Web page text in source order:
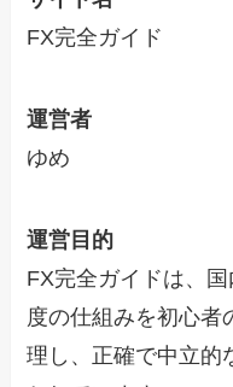
FX完全ガイド
運営者
ゆめ
運営目的
FX完全ガイドは、
度の仕組みを初心者
理し、正確で中立的